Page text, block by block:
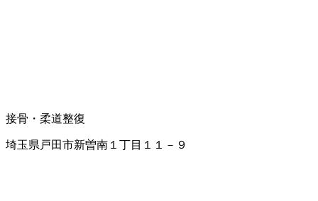
接骨・柔道整復
埼玉県戸田市新曽南１丁目１１－９